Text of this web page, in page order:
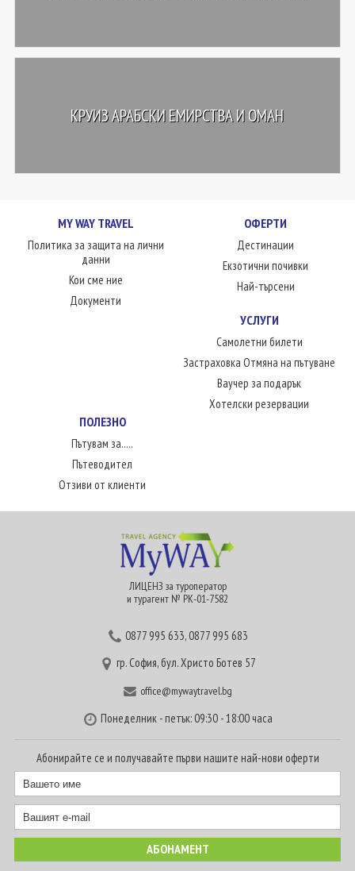
КРУИЗ АРАБСКИ ЕМИРСТВА И ОМАН
MY WAY TRAVEL
Политика за защита на лични
данни
Кои сме ние
Документи
ОФЕРТИ
Дестинации
Екзотични почивки
Най-търсени
УСЛУГИ
Самолетни билети
Застраховка Отмяна на пътуване
Ваучер за подарък
Хотелски резервации
ПОЛЕЗНО
Пътувам за.....
Пътеводител
Отзиви от клиенти
ЛИЦЕНЗ за туроператор
и турагент № РК-01-7582
0877 995 633,0877 995 683
гр. София, бул. Христо Ботев 57
office@mywaytravel.bg
Понеделник - петък: 09:30 - 18:00 часа
Абонирайте се и получавайте първи нашите най-нови оферти